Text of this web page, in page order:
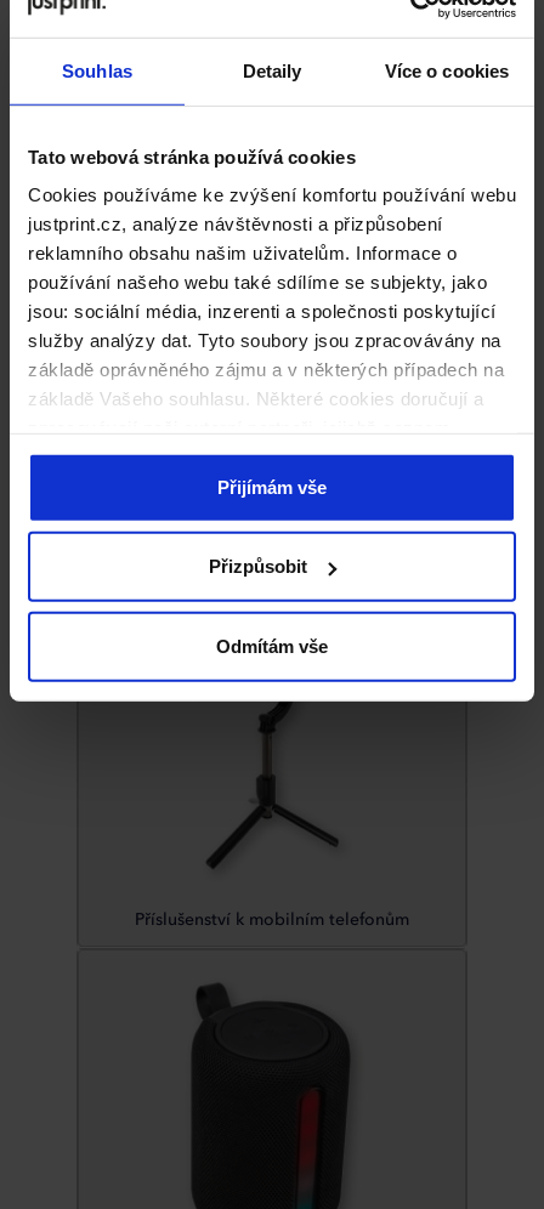
Souhlas Detaily Více o cookies
Tato webová stránka používá cookies
Cookies používáme ke zvýšení komfortu používání webu
justprint.cz, analýze návštěvnosti a přizpůsobení
reklamního obsahu našim uživatelům. Informace o
používání našeho webu také sdílíme se subjekty, jako
jsou: sociální média, inzerenti a společnosti poskytující
služby analýzy dat. Tyto soubory jsou zpracovávány na
základě oprávněného zájmu a v některých případech na
základě Vašeho souhlasu. Některé cookies doručují a
naleznete níže. Kliknutím na „Přijímám vše“ souhlasíte s
naším používáním všech výše uvedených typů souborů
cookie (cookies). Pokud kliknete na tlačítko „Odmítám
našich stránek. Pokud se chcete sami rozhodnout, jaké
typy cookies budou používány, klikněte na „Přizpůsobit“.
Přijímám vše
Přizpůsobit
Odmítám vše
Příslušenství k mobilním telefonům